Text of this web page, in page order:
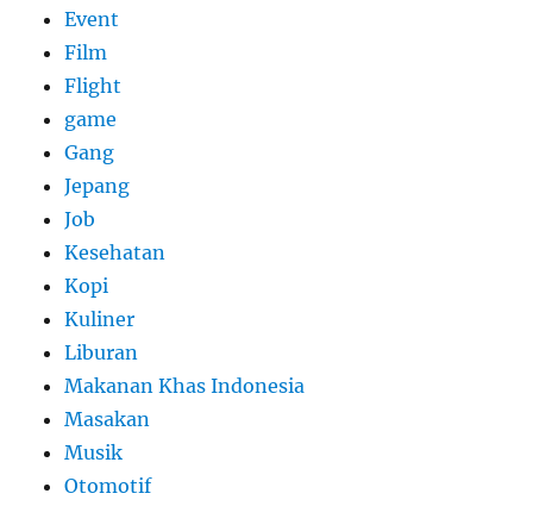
Event
Film
Flight
game
Gang
Jepang
Job
Kesehatan
Kopi
Kuliner
Liburan
Makanan Khas Indonesia
Masakan
Musik
Otomotif